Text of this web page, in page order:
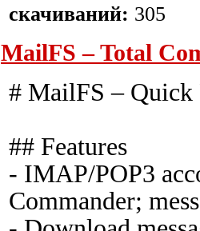
скачиваний: 305
MailFS – Total
# MailFS – Quick
## Features
- IMAP/POP3
Commander;